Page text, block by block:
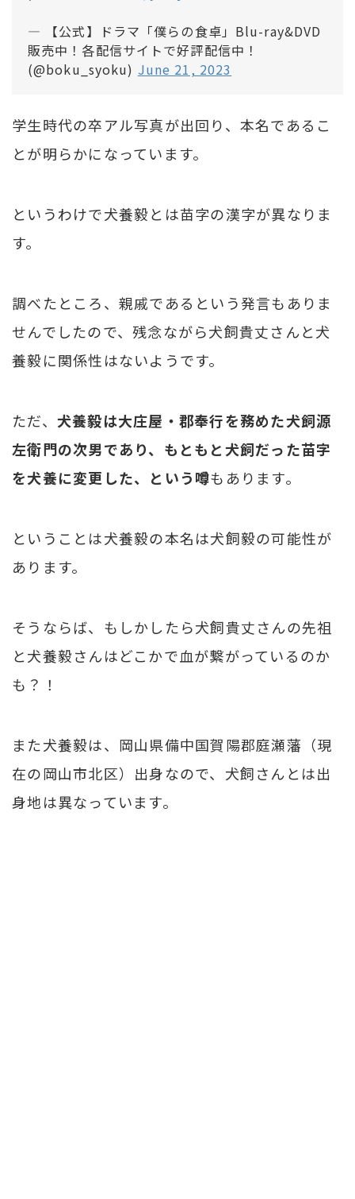
— 【公式】ドラマ「僕らの食卓」Blu-ray&DVD
販売中！各配信サイトで好評配信中！
(@boku_syoku) June 21, 2023
学生時代の卒アル写真が出回り、本名であるこ
とが明らかになっています。
というわけで犬養毅とは苗字の漢字が異なりま
す。
調べたところ、親戚であるという発言もありま
せんでしたので、残念ながら犬飼貴丈さんと犬
養毅に関係性はないようです。
ただ、 犬養毅は大庄屋・郡奉行を務めた犬飼源
左衛門の次男であり、もともと犬飼だった苗字
を犬養に変更した、という噂もあります。
ということは犬養毅の本名は犬飼毅の可能性が
あります。
そうならば、もしかしたら犬飼貴丈さんの先祖
と犬養毅さんはどこかで血が繋がっているのか
も？！
また犬養毅は、岡山県備中国賀陽郡庭瀬藩（現
在の岡山市北区）出身なので、犬飼さんとは出
身地は異なっています。